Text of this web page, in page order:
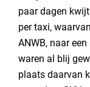
paar dagen
per taxi,
ANWB, naar
waren al blij
plaats daarvan